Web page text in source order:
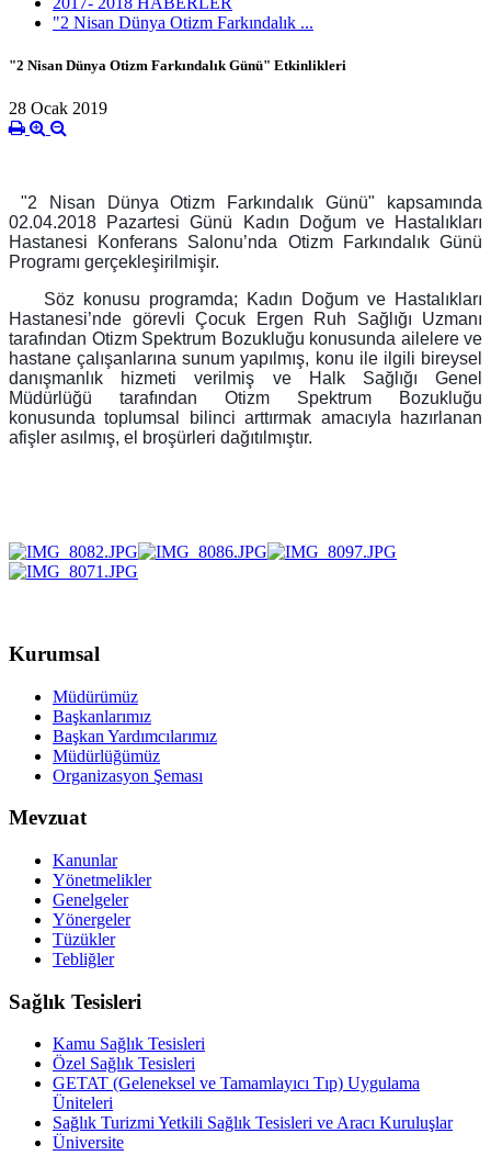
"2 Nisan Dünya Otizm Farkındalık ...
"2 Nisan Dünya Otizm Farkındalık Günü" Etkinlikleri
28 Ocak 2019
"2 Nisan Dünya Otizm Farkındalık Günü" kapsamında
02.04.2018 Pazartesi Günü Kadın Doğum ve Hastalıkları
Hastanesi Konferans Salonu’nda Otizm Farkındalık Günü
Programı gerçekleşirilmişir.
Söz konusu programda; Kadın Doğum ve Hastalıkları
Hastanesi’nde görevli Çocuk Ergen Ruh Sağlığı Uzmanı
tarafından Otizm Spektrum Bozukluğu konusunda ailelere ve
hastane çalışanlarına sunum yapılmış, konu ile ilgili bireysel
danışmanlık hizmeti verilmiş ve Halk Sağlığı Genel
Müdürlüğü tarafından Otizm Spektrum Bozukluğu
konusunda toplumsal bilinci arttırmak amacıyla hazırlanan
afişler asılmış, el broşürleri dağıtılmıştır.
Kurumsal
Müdürümüz
Başkanlarımız
Başkan Yardımcılarımız
Müdürlüğümüz
Organizasyon Şeması
Mevzuat
Kanunlar
Yönetmelikler
Genelgeler
Yönergeler
Tüzükler
Tebliğler
Sağlık Tesisleri
Kamu Sağlık Tesisleri
Özel Sağlık Tesisleri
GETAT (Geleneksel ve Tamamlayıcı Tıp) Uygulama
Üniteleri
Sağlık Turizmi Yetkili Sağlık Tesisleri ve Aracı Kuruluşlar
Üniversite